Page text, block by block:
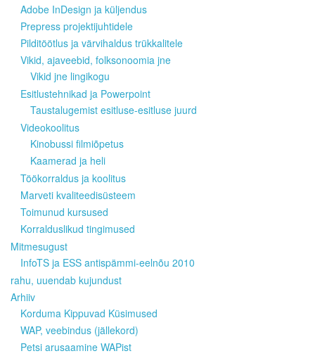
Adobe InDesign ja küljendus
Prepress projektijuhtidele
Pilditöötlus ja värvihaldus trükkalitele
Vikid, ajaveebid, folksonoomia jne
Vikid jne lingikogu
Esitlustehnikad ja Powerpoint
Taustalugemist esitluse-esitluse juurd
Videokoolitus
Kinobussi filmiõpetus
Kaamerad ja heli
Töökorraldus ja koolitus
Marveti kvaliteedisüsteem
Toimunud kursused
Korralduslikud tingimused
Mitmesugust
InfoTS ja ESS antispämmi-eelnõu 2010
rahu, uuendab kujundust
Arhiiv
Korduma Kippuvad Küsimused
WAP, veebindus (jällekord)
Petsi arusaamine WAPist